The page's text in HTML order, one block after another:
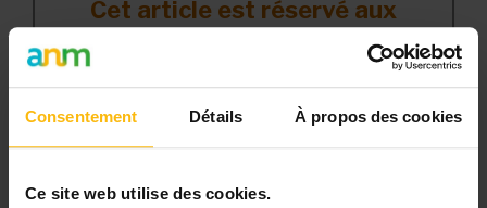
Consentement Détails À propos des cookies
Ce site web utilise des cookies.
Cet article est réservé aux
L’abonnement MonASBL vous donne
un accès complet à des ressources